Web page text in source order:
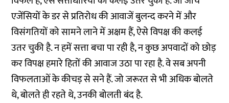
एजेंसियों के डर से प्रतिरोध की आवाजें बुलन्द करने में और
विसंगतियों को सामने लाने में अक्षम हैं, ऐसे विपक्ष की कलई
उतर चुकी है. न हमें सत्ता बचा पा रही है, न कुछ अपवादों को छोड़
कर विपक्ष हमारे हितों की आवाज उठा पा रहा है. वे सब अपनी
विफलताओं के कीचड़ से सने हैं. जो जरूरत से भी अधिक बोलते
थे, बोलते ही रहते थे, उनकी बोलती बंद है.